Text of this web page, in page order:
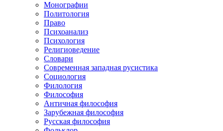
Монографии
Политология
Право
Психоанализ
Психология
Религиоведение
Словари
Современная западная русистика
Социология
Филология
Философия
Античная философия
Зарубежная философия
Русская философия